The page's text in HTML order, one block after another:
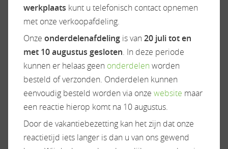
werkplaats kunt u telefonisch contact opnemen
met onze verkoopafdeling.
Onze onderdelenafdeling is van 20 juli tot en
met 10 augustus gesloten. In deze periode
kunnen er helaas geen onderdelen worden
besteld of verzonden. Onderdelen kunnen
eenvoudig besteld worden via onze website maar
een reactie hierop komt na 10 augustus.
Door de vakantiebezetting kan het zijn dat onze
reactietijd iets langer is dan u van ons gewend